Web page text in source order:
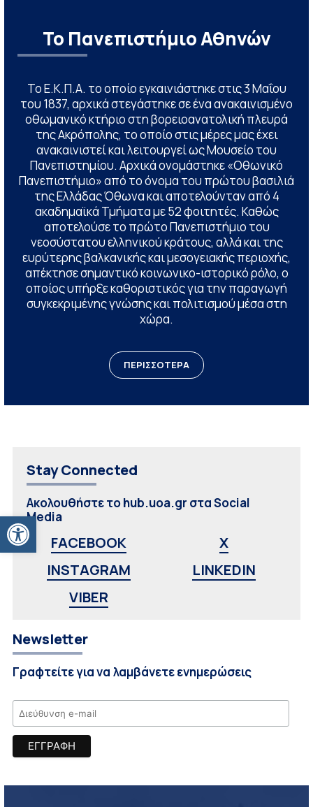
Ανοίξτε τη γραμμή εργαλείων
Το Πανεπιστήμιο Αθηνών
Το Ε.Κ.Π.Α. το οποίο εγκαινιάστηκε στις 3 Μαΐου
του 1837, αρχικά στεγάστηκε σε ένα ανακαινισμένο
οθωμανικό κτήριο στη βορειοανατολική πλευρά
της Ακρόπολης, το οποίο στις μέρες μας έχει
ανακαινιστεί και λειτουργεί ως Μουσείο του
Πανεπιστημίου. Αρχικά ονομάστηκε «Οθωνικό
Πανεπιστήμιο» από το όνομα του πρώτου βασιλιά
της Ελλάδας Όθωνα και αποτελούνταν από 4
ακαδημαϊκά Τμήματα με 52 φοιτητές. Καθώς
αποτελούσε το πρώτο Πανεπιστήμιο του
νεοσύστατου ελληνικού κράτους, αλλά και της
ευρύτερης βαλκανικής και μεσογειακής περιοχής,
απέκτησε σημαντικό κοινωνικο-ιστορικό ρόλο, ο
οποίος υπήρξε καθοριστικός για την παραγωγή
συγκεκριμένης γνώσης και πολιτισμού μέσα στη
χώρα.
ΠΕΡΙΣΣΟΤΕΡΑ
Stay Connected
Ακολουθήστε το hub.uoa.gr στα Social
Media
FACEBOOK
X
INSTAGRAM
LINKEDIN
VIBER
Newsletter
Γραφτείτε για να λαμβάνετε ενημερώσεις